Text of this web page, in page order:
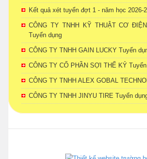
Kết quả xét tuyển đợt 1 - năm học 2026-
CÔNG TY TNHH KỸ THUẬT CƠ
Tuyển dụng
CÔNG TY TNHH GAIN LUCKY Tuyển
CÔNG TY CỔ PHẦN SỢI THẾ KỶ
CÔNG TY TNHH ALEX GOBAL
CÔNG TY TNHH JINYU TIRE Tuyển